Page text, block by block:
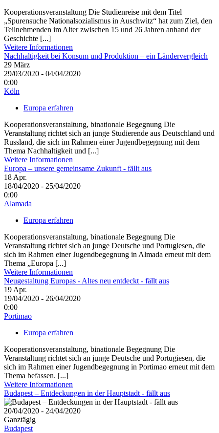
Kooperationsveranstaltung Die Studienreise mit dem Titel
„Spurensuche Nationalsozialismus in Auschwitz“ hat zum Ziel, den
Teilnehmenden im Alter zwischen 15 und 26 Jahren anhand der
Geschichte [...]
Weitere Informationen
Nachhaltigkeit bei Konsum und Produktion – ein Ländervergleich
29 März
29/03/2020 - 04/04/2020
0:00
Köln
Europa erfahren
Kooperationsveranstaltung, binationale Begegnung Die
Veranstaltung richtet sich an junge Studierende aus Deutschland und
Russland, die sich im Rahmen einer Jugendbegegnung mit dem
Thema Nachhaltigkeit und [...]
Weitere Informationen
Europa – unsere gemeinsame Zukunft - fällt aus
18 Apr.
18/04/2020 - 25/04/2020
0:00
Alamada
Europa erfahren
Kooperationsveranstaltung, binationale Begegnung Die
Veranstaltung richtet sich an junge Deutsche und Portugiesen, die
sich im Rahmen einer Jugendbegegnung in Almada erneut mit dem
Thema „Europa [...]
Weitere Informationen
Neugestaltung Europas - Altes neu entdeckt - fällt aus
19 Apr.
19/04/2020 - 26/04/2020
0:00
Portimao
Europa erfahren
Kooperationsveranstaltung, binationale Begegnung Die
Veranstaltung richtet sich an junge Deutsche und Portugiesen, die
sich im Rahmen einer Jugendbegegnung in Portimao erneut mit dem
Thema befassen. [...]
Weitere Informationen
Budapest – Entdeckungen in der Hauptstadt - fällt aus
20/04/2020 - 24/04/2020
Ganztägig
Budapest